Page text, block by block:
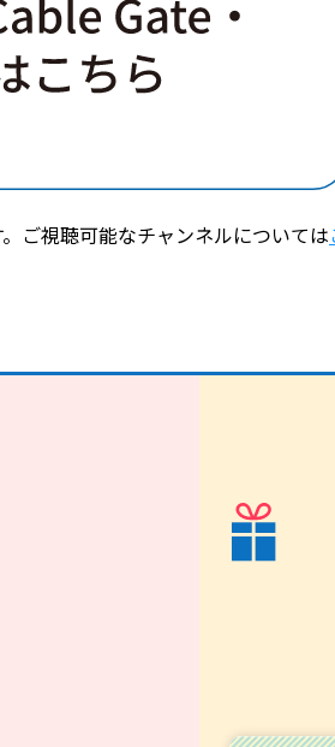
ご視聴可能なチャンネルについては